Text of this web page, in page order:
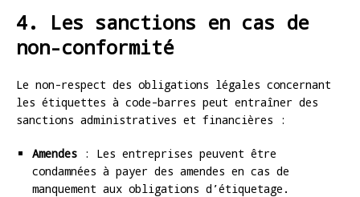
4. Les sanctions en cas de
non-conformité
Le non-respect des obligations légales concernant
les étiquettes à code-barres peut entraîner des
sanctions administratives et financières :
Amendes : Les entreprises peuvent être
condamnées à payer des amendes en cas de
manquement aux obligations d’étiquetage.